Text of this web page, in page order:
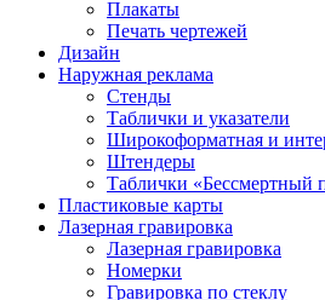
Плакаты
Печать чертежей
Дизайн
Наружная реклама
Стенды
Таблички и указатели
Широкоформатная и
Штендеры
Таблички «Бессмертный
Пластиковые карты
Лазерная гравировка
Лазерная гравировка
Номерки
Гравировка по стеклу